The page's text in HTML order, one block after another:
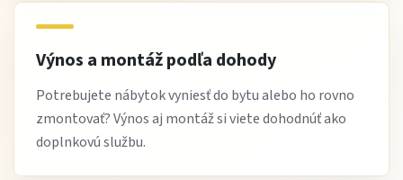
Výnos a montáž podľa dohody
Potrebujete nábytok vyniesť do bytu alebo ho rovno
zmontovať? Výnos aj montáž si viete dohodnúť ako
doplnkovú službu.